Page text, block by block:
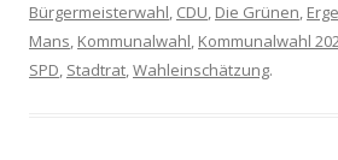
Bürgermeisterwahl, CDU, Die Grünen,
Mans, Kommunalwahl, Kommunalwahl
SPD, Stadtrat,Wahleinschätzung.